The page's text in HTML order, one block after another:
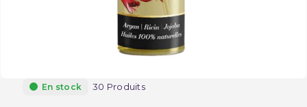
En stock 30 Produits